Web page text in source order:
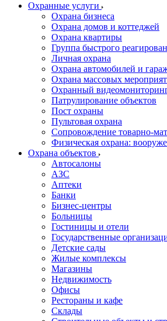
Охранные услуги
Охрана бизнеса
Охрана домов и коттеджей
Охрана квартиры
Группа быстрого
Личная охрана
Охрана автомобилей и
Охрана массовых
Охранный
Патрулирование объектов
Пост охраны
Пультовая охрана
Сопровождение товарно-
Физическая охрана:
Охрана объектов
Автосалоны
АЗС
Аптеки
Банки
Бизнес-центры
Больницы
Гостиницы и отели
Государственные
Детские сады
Жилые комплексы
Магазины
Недвижимость
Офисы
Рестораны и кафе
Склады